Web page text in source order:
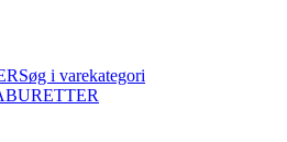
Søg i varekategori